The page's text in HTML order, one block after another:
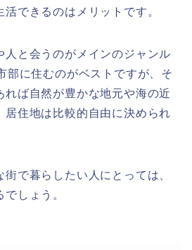
できるのはメリットです。
人と会うのがメインのジャンル
部に住むのがベストですが、そ
れば自然が豊かな地元や海の近
居住地は比較的自由に決められ
で暮らしたい人にとっては、
しょう。